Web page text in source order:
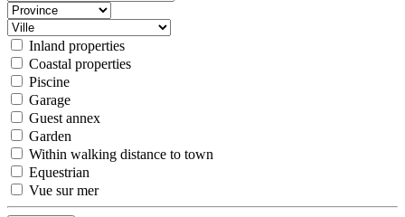
Inland properties
Coastal properties
Piscine
Garage
Guest annex
Garden
Within walking distance to town
Equestrian
Vue sur mer